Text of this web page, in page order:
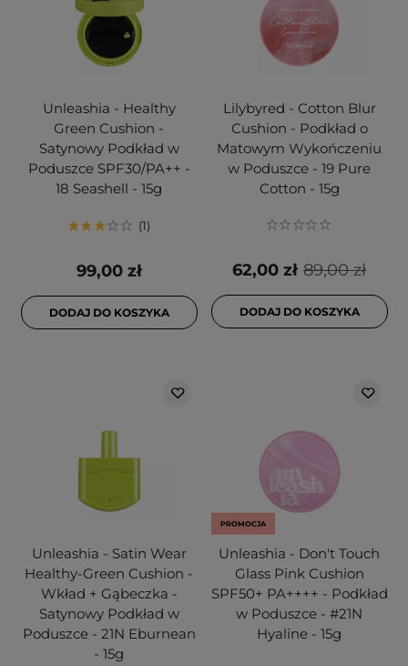
Unleashia - Healthy
Green Cushion -
Satynowy Podkład w
Poduszce SPF30/PA++ -
18 Seashell - 15g
1
99,00 zł
DODAJ DO KOSZYKA
Lilybyred - Cotton Blur
Cushion - Podkład o
Matowym Wykończeniu
w Poduszce - 19 Pure
Cotton - 15g
89,00 zł
62,00 zł
DODAJ DO KOSZYKA
Unleashia - Satin Wear
Healthy-Green Cushion -
Wkład + Gąbeczka -
Satynowy Podkład w
Poduszce - 21N Eburnean
- 15g
PROMOCJA
Unleashia - Don't Touch
Glass Pink Cushion
SPF50+ PA++++ - Podkład
w Poduszce - #21N
Hyaline - 15g